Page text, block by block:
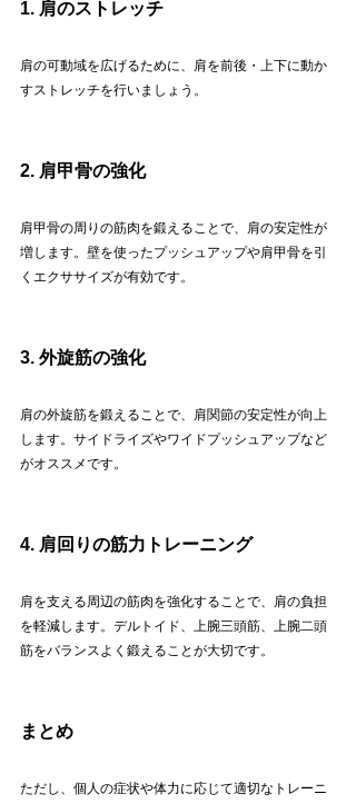
1. 肩のストレッチ
肩の可動域を広げるために、肩を前後・上下に動か
すストレッチを行いましょう。
2. 肩甲骨の強化
肩甲骨の周りの筋肉を鍛えることで、肩の安定性が
増します。壁を使ったプッシュアップや肩甲骨を引
くエクササイズが有効です。
3. 外旋筋の強化
肩の外旋筋を鍛えることで、肩関節の安定性が向上
します。サイドライズやワイドプッシュアップなど
がオススメです。
4. 肩回りの筋力トレーニング
肩を支える周辺の筋肉を強化することで、肩の負担
を軽減します。デルトイド、上腕三頭筋、上腕二頭
筋をバランスよく鍛えることが大切です。
まとめ
ただし、個人の症状や体力に応じて適切なトレーニ